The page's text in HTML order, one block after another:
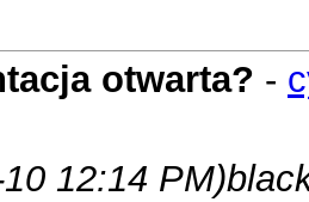
otwarta? -
12:14 PM)